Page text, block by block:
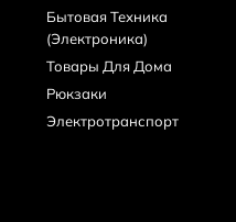
Бытовая Техника
(Электроника)
Товары Для Дома
Рюкзаки
Электротранспорт